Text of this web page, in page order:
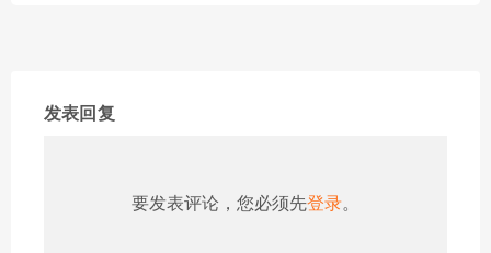
发表回复
要发表评论，您必须先登录。